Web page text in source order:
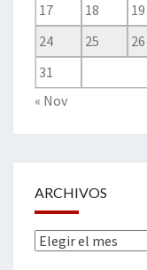
17
18 19
24
25 26
31
« Nov
ARCHIVOS
Archivos